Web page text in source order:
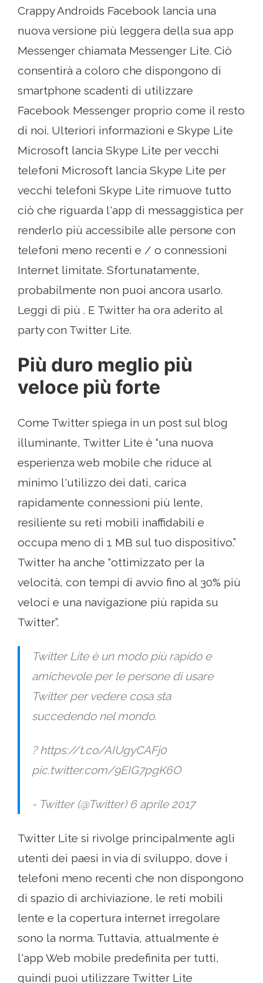
Crappy Androids Facebook lancia una
nuova versione più leggera della sua app
Messenger chiamata Messenger Lite. Ciò
consentirà a coloro che dispongono di
smartphone scadenti di utilizzare
Facebook Messenger proprio come il resto
di noi. Ulteriori informazioni e Skype Lite
Microsoft lancia Skype Lite per vecchi
telefoni Microsoft lancia Skype Lite per
vecchi telefoni Skype Lite rimuove tutto
ciò che riguarda l'app di messaggistica per
renderlo più accessibile alle persone con
telefoni meno recenti e / o connessioni
Internet limitate. Sfortunatamente,
probabilmente non puoi ancora usarlo.
Leggi di più . E Twitter ha ora aderito al
party con Twitter Lite.
Più duro meglio più
veloce più forte
Come Twitter spiega in un post sul blog
illuminante, Twitter Lite è “una nuova
esperienza web mobile che riduce al
minimo l'utilizzo dei dati, carica
rapidamente connessioni più lente,
resiliente su reti mobili inaffidabili e
occupa meno di 1 MB sul tuo dispositivo.”
Twitter ha anche “ottimizzato per la
velocità, con tempi di avvio fino al 30% più
veloci e una navigazione più rapida su
Twitter”.
Twitter Lite è un modo più rapido e
amichevole per le persone di usare
Twitter per vedere cosa sta
succedendo nel mondo.
? https://t.co/AIUgyCAFj0
pic.twitter.com/9EIG7pgK6O
- Twitter (@Twitter) 6 aprile 2017
Twitter Lite si rivolge principalmente agli
utenti dei paesi in via di sviluppo, dove i
telefoni meno recenti che non dispongono
di spazio di archiviazione, le reti mobili
lente e la copertura internet irregolare
sono la norma. Tuttavia, attualmente è
l'app Web mobile predefinita per tutti,
quindi puoi utilizzare Twitter Lite